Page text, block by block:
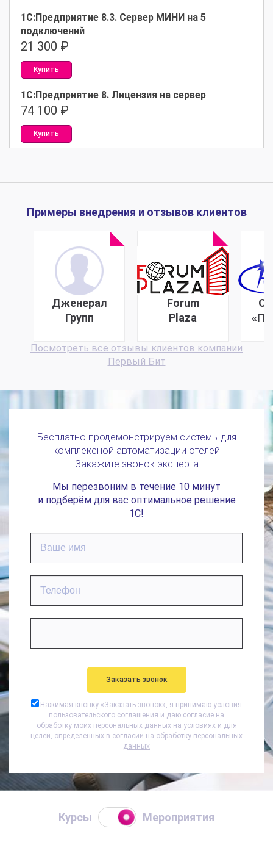
1С:Предприятие 8.3. Сервер МИНИ на 5
подключений
21 300 ₽
Купить
1С:Предприятие 8. Лицензия на сервер
74 100 ₽
Купить
Примеры внедрения и отзывов клиентов
Дженерал
Групп
Forum
Plaza
Посмотреть все отзывы клиентов компании
Первый Бит
Бесплатно продемонстрируем системы для
комплексной автоматизации отелей
Закажите звонок эксперта
Мы перезвоним в течение 10 минут
и подберём для вас оптимальное решение
1С!
Нажимая кнопку «Заказать звонок», я принимаю условия
пользовательского соглашения и даю согласие на
обработку моих персональных данных на условиях и для
целей, определенных в согласии на обработку персональных
данных
Курсы Мероприятия